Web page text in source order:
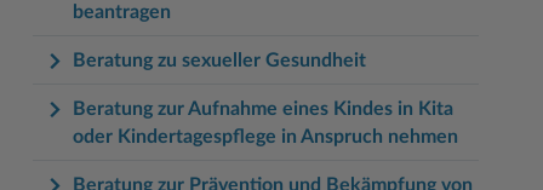
beantragen
Beratung zu sexueller Gesundheit
Beratung zur Aufnahme eines Kindes in Kita
oder Kindertagespflege in Anspruch nehmen
Beratung zur Prävention und Bekämpfung von